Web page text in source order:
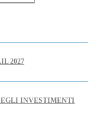
2027
INVESTIMENTI